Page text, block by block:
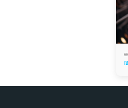
₪